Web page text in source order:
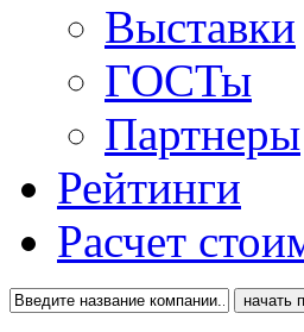
Выставки
ГОСТы
Партнеры
Рейтинги
Расчет